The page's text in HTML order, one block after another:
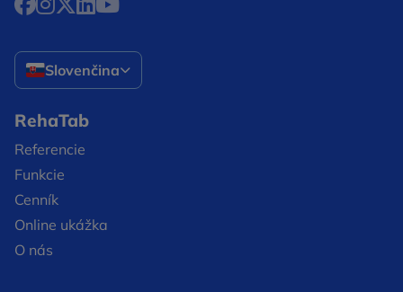
Slovenčina
RehaTab
Referencie
Funkcie
Cenník
Online ukážka
O nás